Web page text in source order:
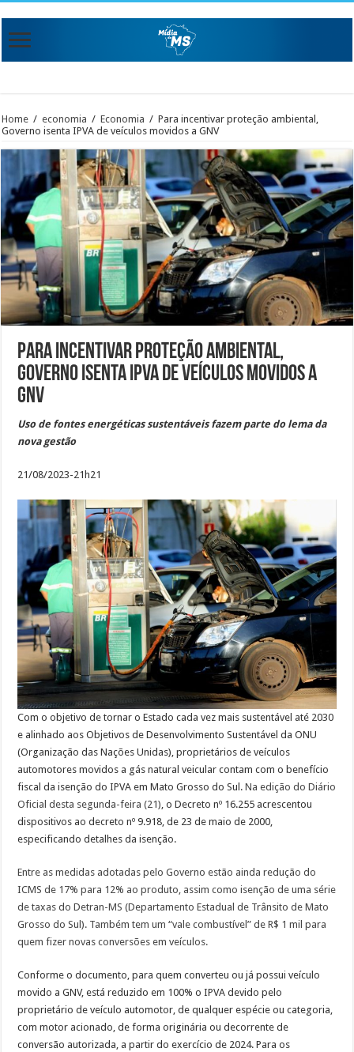
Home / economia / Economia / Para incentivar proteção ambiental,
Governo isenta IPVA de veículos movidos a GNV
Para incentivar proteção ambiental,
Governo isenta IPVA de veículos movidos a
GNV
Uso de fontes energéticas sustentáveis fazem parte do lema da
nova gestão
21/08/2023-21h21
Com o objetivo de tornar o Estado cada vez mais sustentável até 2030
e alinhado aos Objetivos de Desenvolvimento Sustentável da ONU
(Organização das Nações Unidas), proprietários de veículos
automotores movidos a gás natural veicular contam com o benefício
fiscal da isenção do IPVA em Mato Grosso do Sul.Na edição do Diário
Oficial desta segunda-feira (21), o Decreto nº 16.255 acrescentou
dispositivos ao decreto nº 9.918, de 23 de maio de 2000,
especificando detalhes da isenção.
Entre as medidas adotadas pelo Governo estão ainda redução do
ICMS de 17% para 12% ao produto, assim como isenção de uma série
de taxas do Detran-MS (Departamento Estadual de Trânsito de Mato
Grosso do Sul). Também tem um “vale combustível” de R$ 1 mil para
quem fizer novas conversões em veículos.
Conforme o documento, para quem converteu ou já possui veículo
movido a GNV, está reduzido em 100% o IPVA devido pelo
proprietário de veículo automotor, de qualquer espécie ou categoria,
com motor acionado, de forma originária ou decorrente de
conversão autorizada, a partir do exercício de 2024. Para os